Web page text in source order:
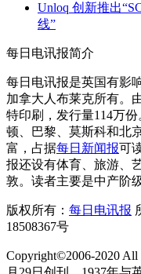
Unloq 创新推出
线”
每日电讯报简介
每日电讯报是英国有影
加拿大人布莱克所有。
特印刷，发行量114万
顿、巴黎、莫斯科和北
富，占据每日新闻报可
报还设有体育、旅游、
敦。读者主要是中产阶级
版权所有： 每日电讯报
18508367号
Copyright©2006-2020